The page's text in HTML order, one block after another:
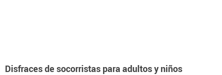
Disfraces de socorristas para adultos y niños